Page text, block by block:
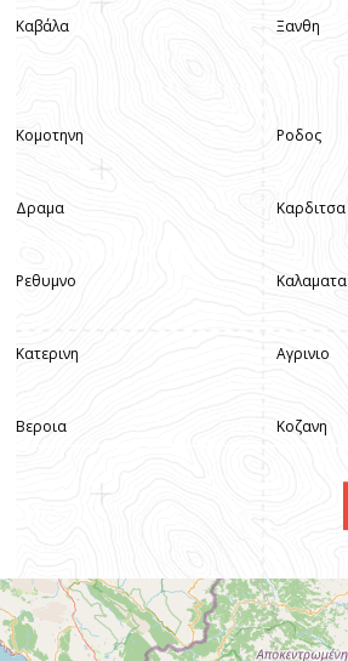
Καβάλα Ξανθη
Κομοτηνη
Δραμα
Ρεθυμνο
Κατερινη
Βεροια
Ροδος
Καρδιτσα
Καλαματα
Αγρινιο
Κοζανη